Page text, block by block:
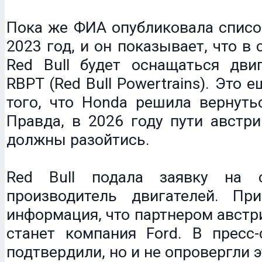
Пока же ФИА опубликовала
2023 год, и он показывает, что
Red Bull будет оснащаться
RBPT (Red Bull Powertrains). Это
того, что Honda решила
Правда, в 2026 году пути
должны разойтись.
Red Bull подала заявку на
производитель двигателей.
информация, что партнером
станет компания Ford. В
подтвердили, но и не опровергли